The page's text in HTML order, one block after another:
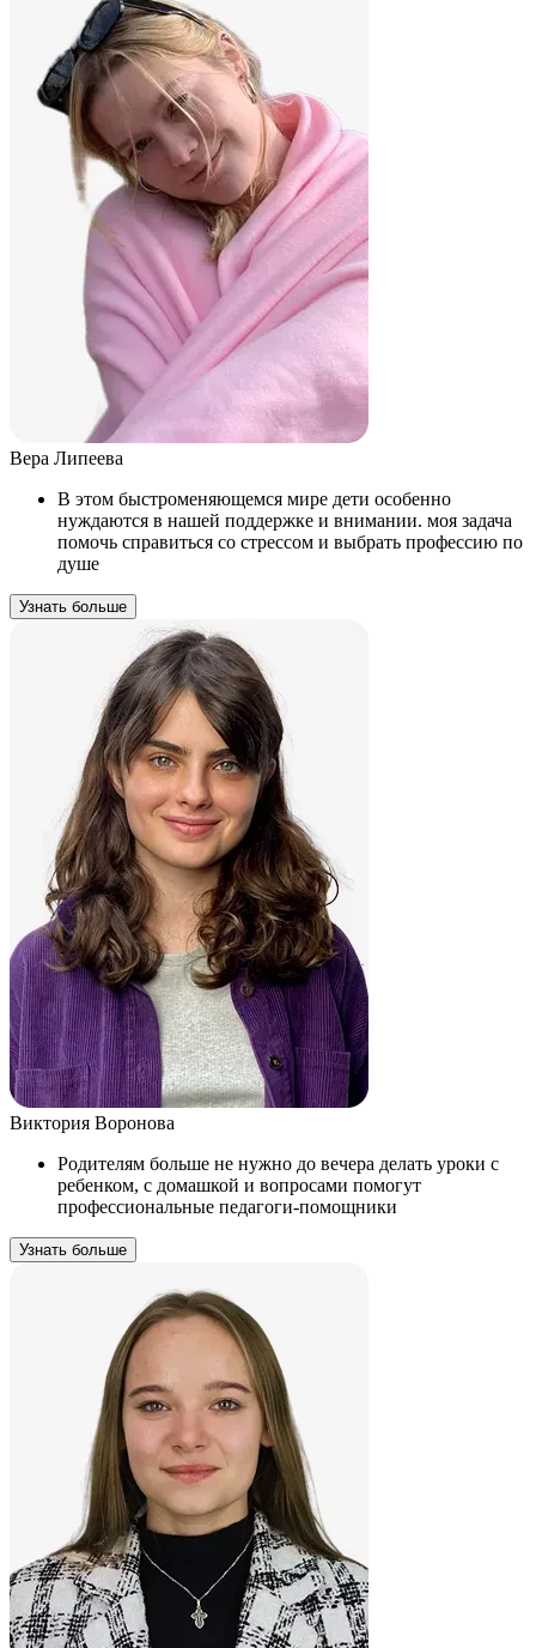
Вера Липеева
В этом быстроменяющемся мире дети особенно
нуждаются в нашей поддержке и внимании. моя задача
помочь справиться со стрессом и выбрать профессию по
душе
Узнать больше
Виктория Воронова
Родителям больше не нужно до вечера делать уроки с
ребенком, с домашкой и вопросами помогут
профессиональные педагоги-помощники
Узнать больше